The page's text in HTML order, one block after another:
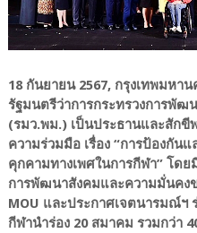
18 กันยายน 2567, กรุงเทพมหา
รัฐมนตรีว่าการกระทรวงการพั
(รมว.พม.) เป็นประธานและสัก
ความร่วมมือ เรื่อง “การป้องกัน
คุกคามทางเพศในการกีฬา” โด
การพัฒนาสังคมและความมั่นคง
MOU และประกาศเจตนารมณ์ฯ
กีฬานําร่อง 20 สมาคม รวมกว่า